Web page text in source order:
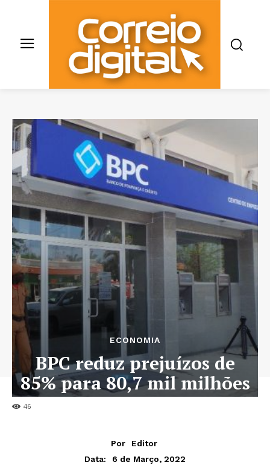
46
ECONOMIA
BPC reduz prejuízos de
85% para 80,7 mil milhões
Kz em 2021
Por
Editor
Data:
6 de Março, 2022